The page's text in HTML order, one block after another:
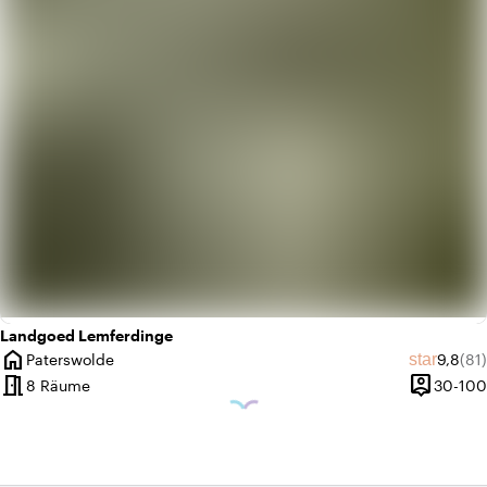
Landgoed Lemferdinge
home
Ort
Paterswolde star9,8(81)
meeting_room8 Räume person_pin
Kapazität
30-100